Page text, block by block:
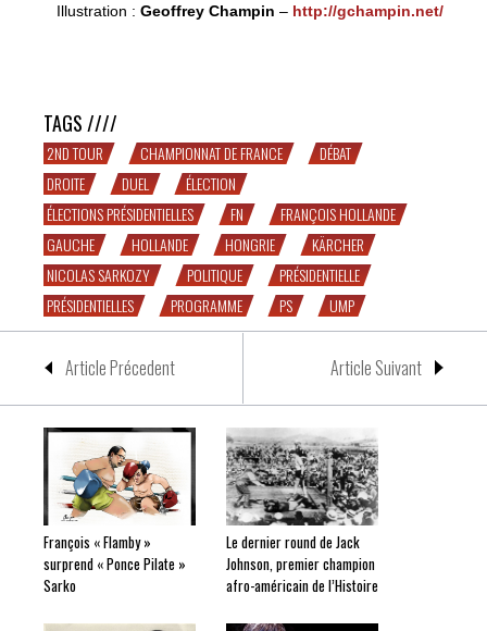
Illustration : Geoffrey Champin – http://gchampin.net/
TAGS ////
2ND TOUR CHAMPIONNAT DE FRANCE
DÉBAT
DROITE
DUEL
ÉLECTION
ÉLECTIONS PRÉSIDENTIELLES
FN
FRANÇOIS HOLLANDE
GAUCHE
HOLLANDE HONGRIE
KÄRCHER
NICOLAS SARKOZY
POLITIQUE
PRÉSIDENTIELLE
PRÉSIDENTIELLES
PROGRAMME PS UMP
Article Précedent Article Suivant
François « Flamby »
surprend « Ponce Pilate »
Sarko
Le dernier round de Jack
Johnson, premier champion
afro-américain de l’Histoire